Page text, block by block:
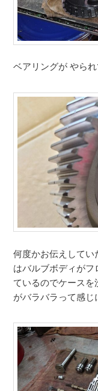
ベアリングが やられ
何度かお伝えしてい
はバルブボディが
ているのでケースを
がバラバラって感じ